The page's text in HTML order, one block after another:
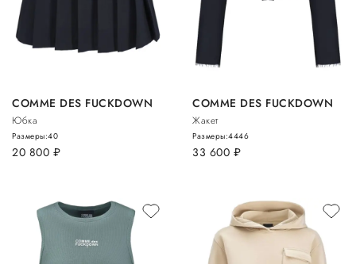
COMME DES FUCKDOWN
Юбка
20 800 руб.
Размеры:40
COMME DES FUCKDOWN
Жакет
33 600 руб.
Размеры:4446